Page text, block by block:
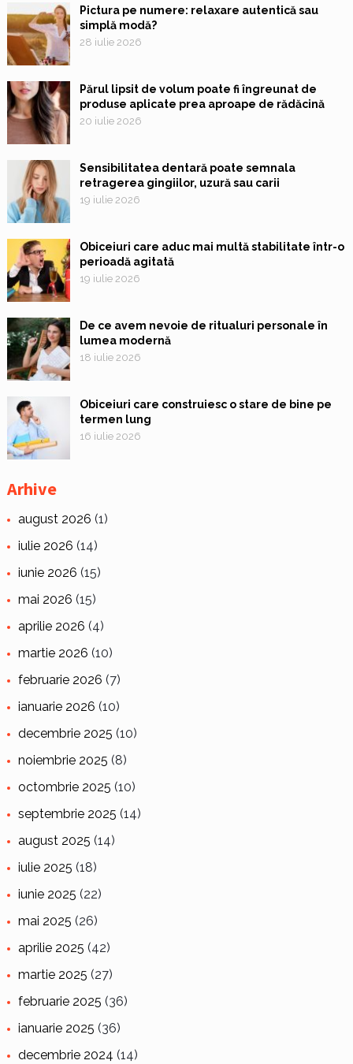
Pictura pe numere: relaxare autentică sau
simplă modă?
28 iulie 2026
Părul lipsit de volum poate fi îngreunat de
produse aplicate prea aproape de rădăcină
20 iulie 2026
Sensibilitatea dentară poate semnala
retragerea gingiilor, uzură sau carii
19 iulie 2026
Obiceiuri care aduc mai multă stabilitate într-o
perioadă agitată
19 iulie 2026
De ce avem nevoie de ritualuri personale în
lumea modernă
18 iulie 2026
Obiceiuri care construiesc o stare de bine pe
termen lung
16 iulie 2026
Arhive
august 2026 (1)
iulie 2026 (14)
iunie 2026 (15)
mai 2026 (15)
aprilie 2026 (4)
martie 2026 (10)
februarie 2026 (7)
ianuarie 2026 (10)
decembrie 2025 (10)
noiembrie 2025 (8)
octombrie 2025 (10)
septembrie 2025 (14)
august 2025 (14)
iulie 2025 (18)
iunie 2025 (22)
mai 2025 (26)
aprilie 2025 (42)
martie 2025 (27)
februarie 2025 (36)
ianuarie 2025 (36)
decembrie 2024 (14)